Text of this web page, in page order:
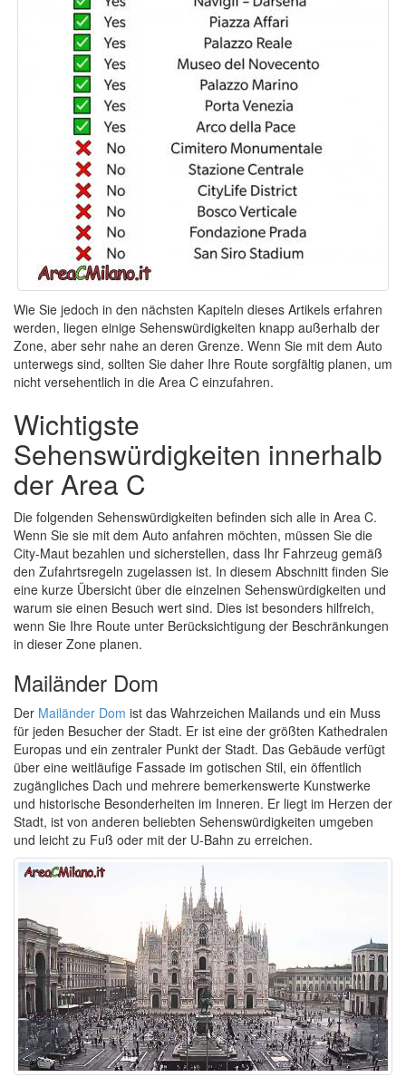
Wie Sie jedoch in den nächsten Kapiteln dieses Artikels erfahren
werden, liegen einige Sehenswürdigkeiten knapp außerhalb der
Zone, aber sehr nahe an deren Grenze. Wenn Sie mit dem Auto
unterwegs sind, sollten Sie daher Ihre Route sorgfältig planen, um
nicht versehentlich in die Area C einzufahren.
Wichtigste
Sehenswürdigkeiten innerhalb
der Area C
Die folgenden Sehenswürdigkeiten befinden sich alle in Area C.
Wenn Sie sie mit dem Auto anfahren möchten, müssen Sie die
City-Maut bezahlen und sicherstellen, dass Ihr Fahrzeug gemäß
den Zufahrtsregeln zugelassen ist. In diesem Abschnitt finden Sie
eine kurze Übersicht über die einzelnen Sehenswürdigkeiten und
warum sie einen Besuch wert sind. Dies ist besonders hilfreich,
wenn Sie Ihre Route unter Berücksichtigung der Beschränkungen
in dieser Zone planen.
Mailänder Dom
Der Mailänder Dom ist das Wahrzeichen Mailands und ein Muss
für jeden Besucher der Stadt. Er ist eine der größten Kathedralen
Europas und ein zentraler Punkt der Stadt. Das Gebäude verfügt
über eine weitläufige Fassade im gotischen Stil, ein öffentlich
zugängliches Dach und mehrere bemerkenswerte Kunstwerke
und historische Besonderheiten im Inneren. Er liegt im Herzen der
Stadt, ist von anderen beliebten Sehenswürdigkeiten umgeben
und leicht zu Fuß oder mit der U-Bahn zu erreichen.